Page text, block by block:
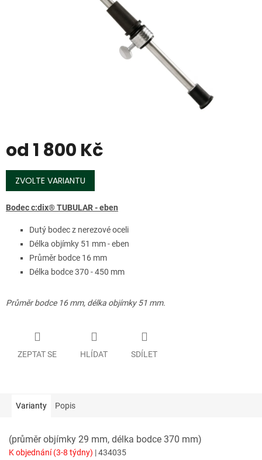
od 1 800 Kč
Měrná
cena:
ZVOLTE VARIANTU
Bodec c:dix® TUBULAR - eben
Dutý bodec z nerezové oceli
Délka objímky 51 mm - eben
Průměr bodce 16 mm
Délka bodce 370 - 450 mm
Průměr bodce 16 mm, délka objímky 51 mm.
ZEPTAT SE HLÍDAT SDÍLET
Varianty Popis
(průměr objímky 29 mm, délka bodce 370 mm)
K objednání (3-8 týdny) | 434035